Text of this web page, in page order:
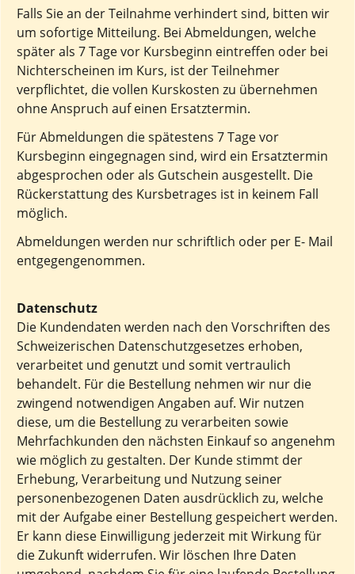
Falls Sie an der Teilnahme verhindert sind, bitten wir
um sofortige Mitteilung. Bei Abmeldungen, welche
später als 7 Tage vor Kursbeginn eintreffen oder bei
Nichterscheinen im Kurs, ist der Teilnehmer
verpflichtet, die vollen Kurskosten zu übernehmen
ohne Anspruch auf einen Ersatztermin.
Für Abmeldungen die spätestens 7 Tage vor
Kursbeginn eingegnagen sind, wird ein Ersatztermin
abgesprochen oder als Gutschein ausgestellt. Die
Rückerstattung des Kursbetrages ist in keinem Fall
möglich.
Abmeldungen werden nur schriftlich oder per E- Mail
entgegengenommen.
Datenschutz
Die Kundendaten werden nach den Vorschriften des
Schweizerischen Datenschutzgesetzes erhoben,
verarbeitet und genutzt und somit vertraulich
behandelt. Für die Bestellung nehmen wir nur die
zwingend notwendigen Angaben auf. Wir nutzen
diese, um die Bestellung zu verarbeiten sowie
Mehrfachkunden den nächsten Einkauf so angenehm
wie möglich zu gestalten. Der Kunde stimmt der
Erhebung, Verarbeitung und Nutzung seiner
personenbezogenen Daten ausdrücklich zu, welche
mit der Aufgabe einer Bestellung gespeichert werden.
Er kann diese Einwilligung jederzeit mit Wirkung für
die Zukunft widerrufen. Wir löschen Ihre Daten